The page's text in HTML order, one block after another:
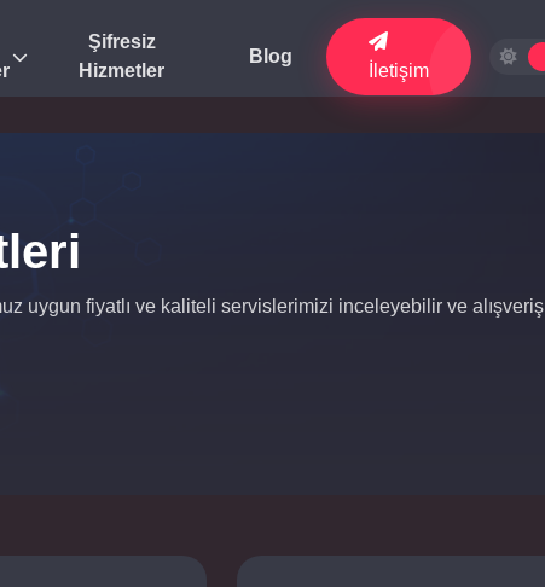
Şifresiz
Hizmetler
Blog
İletişim
uygun fiyatlı ve kaliteli servislerimizi inceleyebilir ve alışveriş